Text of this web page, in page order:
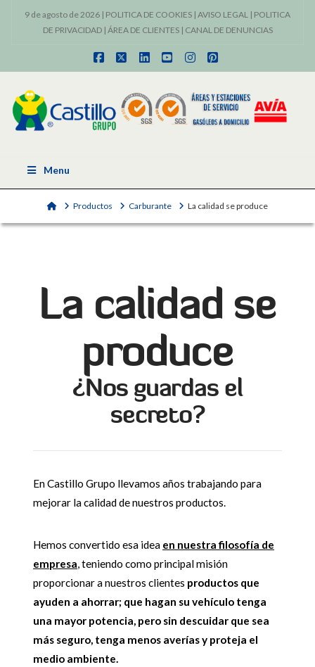
9 de agosto de 2026 | POLITICA DE COOKIES | AVISO LEGAL | POLITICA
DE PRIVACIDAD| ÁREA DE CLIENTES| CANAL DE DENUNCIAS
Facebook
X LinkedInYouTubeInstagram
Pinterest
Menu
HomeProductos Carburante La calidad se produce
La calidad se
produce
¿Nos guardas el
secreto?
En Castillo Grupo llevamos años trabajando para
mejorar la calidad de nuestros productos.
Hemos convertido esa idea en nuestra filosofía de
empresa, teniendo como principal misión
proporcionar a nuestros clientes productos que
ayuden a ahorrar; que hagan su vehículo tenga
una mayor potencia, pero sin descuidar que sea
más seguro, tenga menos averías y proteja el
medio ambiente.